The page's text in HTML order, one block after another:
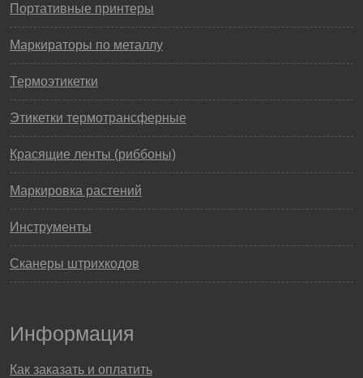
Портативные принтеры
Маркираторы по металлу
Термоэтикетки
Этикетки термотрансферные
Красящие ленты (риббоны)
Маркировка растений
Инструменты
Сканеры штрихкодов
Информация
Как заказать и оплатить